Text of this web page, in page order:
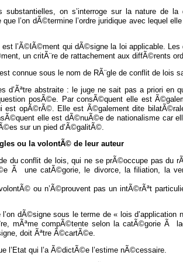
substantielles, on s’interroge sur la nature de
l’on dÃ©termine l’ordre juridique avec lequel
l’Ã©lÃ©ment qui dÃ©signe la loi applicable.
un critÃ¨re de rattachement aux diffÃ©rents
connue sous le nom de RÃ¨gle de conflit de lois
d’Ãªtre abstraite : le juge ne sait pas a priori en
posÃ©e. Par consÃ©quent elle est
est opÃ©rÃ©. Elle est Ã©galement dite
elle est dÃ©nuÃ©e de nationalisme car
sur un pied d’Ã©galitÃ©.
ou la volontÃ© de leur auteur
du conflit de lois, qui ne se prÃ©occupe pas du
Ã une catÃ©gorie, le divorce, la filiation, la
ou n’Ã©prouvent pas un intÃ©rÃªt
dÃ©signe sous le terme de « lois
mÃªme compÃ©tente selon la catÃ©gorie Ã
doit Ãªtre Ã©cartÃ©e.
l’Etat qui l’a Ã©dictÃ©e l’estime nÃ©cessaire.